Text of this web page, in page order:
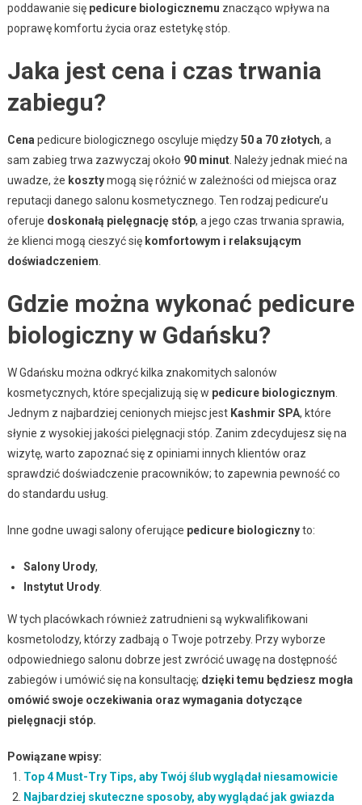
poddawanie się pedicure biologicznemu znacząco wpływa na
poprawę komfortu życia oraz estetykę stóp.
Jaka jest cena i czas trwania
zabiegu?
Cena pedicure biologicznego oscyluje między50 a 70 złotych, a
sam zabieg trwa zazwyczaj około 90 minut. Należy jednak mieć na
uwadze, że kosztymogą się różnić w zależności od miejsca oraz
reputacji danego salonu kosmetycznego. Ten rodzaj pedicure’u
oferuje doskonałą pielęgnację stóp, a jego czas trwania sprawia,
że klienci mogą cieszyć się komfortowym i relaksującym
doświadczeniem
Gdzie można wykonać pedicure
biologiczny w Gdańsku?
W Gdańsku można odkryć kilka znakomitych salonów
kosmetycznych, które specjalizują się w pedicure biologicznym
Jednym z najbardziej cenionych miejsc jest Kashmir SPA, które
słynie z wysokiej jakości pielęgnacji stóp. Zanim zdecydujesz się na
wizytę, warto zapoznać się z opiniami innych klientów oraz
sprawdzić doświadczenie pracowników; to zapewnia pewność co
do standardu usług.
Inne godne uwagi salony oferujące pedicure biologicznyto:
Salony Urody,
Instytut Urody.
W tych placówkach również zatrudnieni są wykwalifikowani
kosmetolodzy, którzy zadbają o Twoje potrzeby. Przy wyborze
odpowiedniego salonu dobrze jest zwrócić uwagę na dostępność
zabiegów i umówić się na konsultację; dzięki temu będziesz mogła
omówić swoje oczekiwania oraz wymagania dotyczące
pielęgnacji stóp.
Powiązane wpisy:
Top 4 Must-Try Tips, aby Twój ślub wyglądał niesamowicie
Najbardziej skuteczne sposoby, aby wyglądać jak gwiazda